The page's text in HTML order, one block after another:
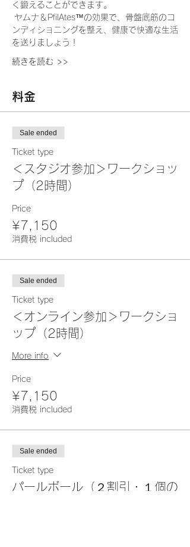
く鍛えることができます。
ヤムナ＆PfilAtes™の効果で、骨盤底筋のコ
ンディショニングを整え、健康で快適な生活
を送りましょう！
続きを読む >>
料金
Sale ended
Ticket type
＜スタジオ参加＞ワークショッ
プ（2時間）
Price
¥7,150
消費税 included
Sale ended
Ticket type
＜オンライン参加＞ワークショ
ップ（2時間）
More info
Price
¥7,150
消費税 included
Sale ended
Ticket type
パールボール（２割引・１個の